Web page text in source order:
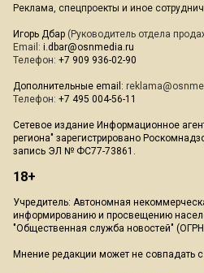
Реклама, спецпроекты и иное
Игорь Дбар (Руководитель отдела
Email: i.dbar@osnmedia.ru
Телефон: +7 909 936-02-90
Дополнительные email:
Телефон: +7 495 004-56-11
Сетевое издание Информационное
региона" зарегистрировано
запись ЭЛ № ФС77-73861.
18+
Учредитель: Автономная
информированию и просвещению
"Общественная служба новостей"
Мнение редакции может не совпадать